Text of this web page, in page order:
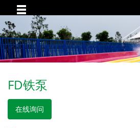
FD铁泵
在线询问